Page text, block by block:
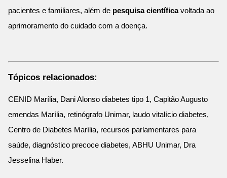
pacientes e familiares, além de pesquisa científicavoltada ao
aprimoramento do cuidado com a doença.
Tópicos relacionados:
CENID Marília, Dani Alonso diabetes tipo 1, Capitão Augusto
emendas Marília, retinógrafo Unimar, laudo vitalício diabetes,
Centro de Diabetes Marília, recursos parlamentares para
saúde, diagnóstico precoce diabetes, ABHU Unimar, Dra
Jesselina Haber.